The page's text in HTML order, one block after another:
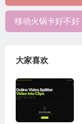
移动火锅卡好不好
大家喜欢